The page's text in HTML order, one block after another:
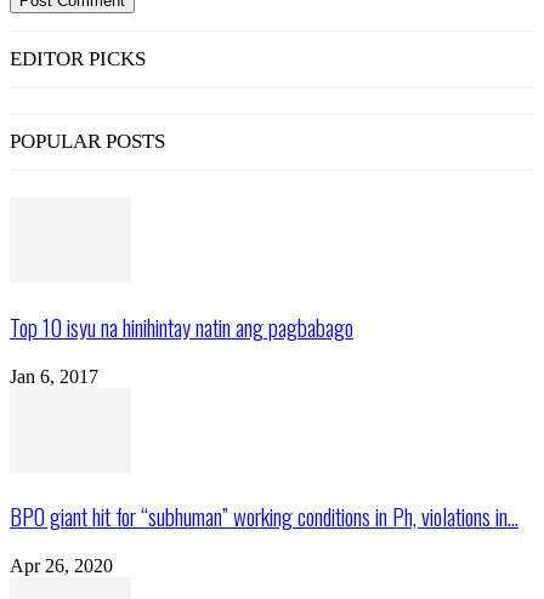
EDITOR PICKS
POPULAR POSTS
Top 10 isyu na hinihintay natin ang pagbabago
Jan 6, 2017
BPO giant hit for “subhuman” working conditions in Ph, violations in...
Apr 26, 2020